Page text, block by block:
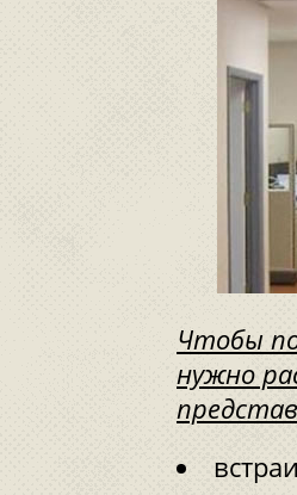
Чтобы
нужно